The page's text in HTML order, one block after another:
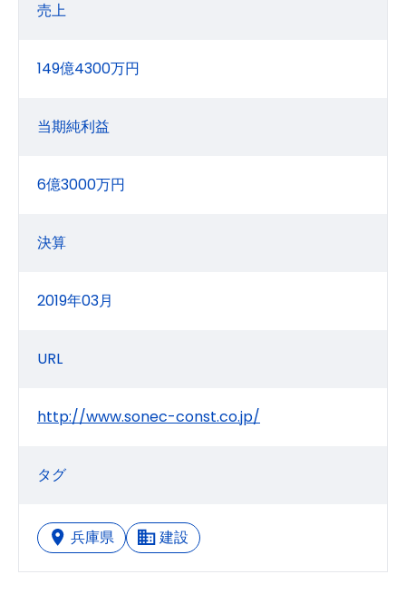
売上
149億4300万円
当期純利益
6億3000万円
決算
2019年03月
URL
http://www.sonec-const.co.jp/
タグ
兵庫県 建設